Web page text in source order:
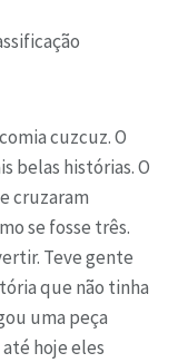
cuzcuz. O
belas histórias. O
cruzaram
se fosse três.
Teve gente
que não tinha
uma peça
hoje eles